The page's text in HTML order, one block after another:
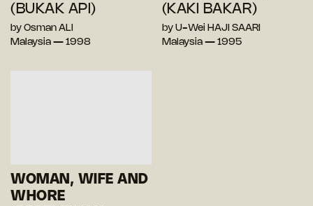
(BUKAK API)
by Osman ALI
Malaysia — 1998
(KAKI BAKAR)
by U-Wei HAJI SAARI
Malaysia — 1995
WOMAN, WIFE AND
WHORE